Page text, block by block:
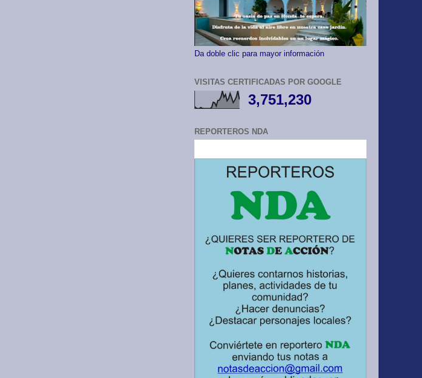
Da doble clic para mayor información
VISITAS CERTIFICADAS POR GOOGLE
3,751,230
REPORTEROS NDA